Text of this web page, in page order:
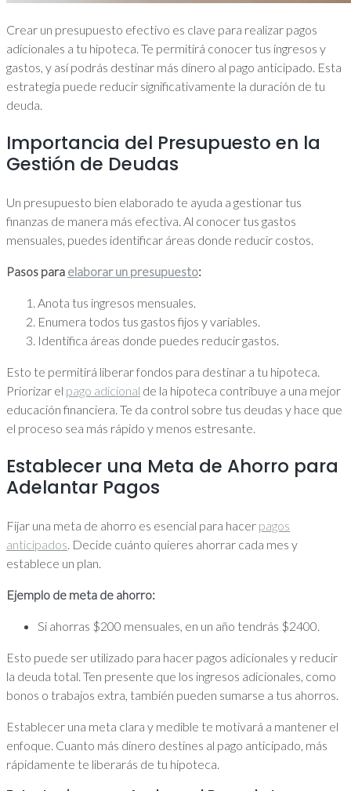
Crear un presupuesto efectivo es clave para realizar pagos
adicionales a tu hipoteca. Te permitirá conocer tus ingresos y
gastos, y así podrás destinar más dinero al pago anticipado. Esta
estrategia puede reducir significativamente la duración de tu
deuda.
Importancia del Presupuesto en la
Gestión de Deudas
Un presupuesto bien elaborado te ayuda a gestionar tus
finanzas de manera más efectiva. Al conocer tus gastos
mensuales, puedes identificar áreas donde reducir costos.
Pasos para elaborar un presupuesto:
Anota tus ingresos mensuales.
Enumera todos tus gastos fijos y variables.
Identifica áreas donde puedes reducir gastos.
Esto te permitirá liberar fondos para destinar a tu hipoteca.
Priorizar el pago adicional de la hipoteca contribuye a una mejor
educación financiera. Te da control sobre tus deudas y hace que
el proceso sea más rápido y menos estresante.
Establecer una Meta de Ahorro para
Adelantar Pagos
Fijar una meta de ahorro es esencial para hacer pagos
anticipados. Decide cuánto quieres ahorrar cada mes y
establece un plan.
Ejemplo de meta de ahorro:
Si ahorras $200 mensuales, en un año tendrás $2400.
Esto puede ser utilizado para hacer pagos adicionales y reducir
la deuda total. Ten presente que los ingresos adicionales, como
bonos o trabajos extra, también pueden sumarse a tus ahorros.
Establecer una meta clara y medible te motivará a mantener el
enfoque. Cuanto más dinero destines al pago anticipado, más
rápidamente te liberarás de tu hipoteca.